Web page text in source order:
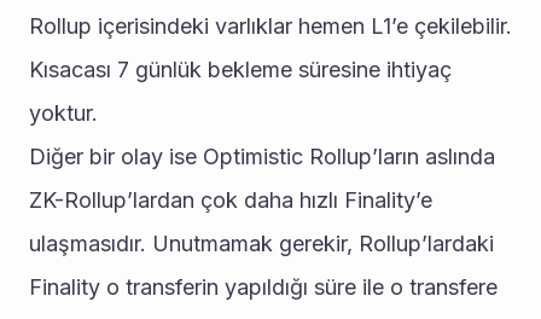
Rollup içerisindeki varlıklar hemen L1’e çekilebilir.
Kısacası 7 günlük bekleme süresine ihtiyaç
yoktur.
Diğer bir olay ise Optimistic Rollup’ların aslında
ZK-Rollup’lardan çok daha hızlı Finality’e
ulaşmasıdır. Unutmamak gerekir, Rollup’lardaki
Finality o transferin yapıldığı süre ile o transfere